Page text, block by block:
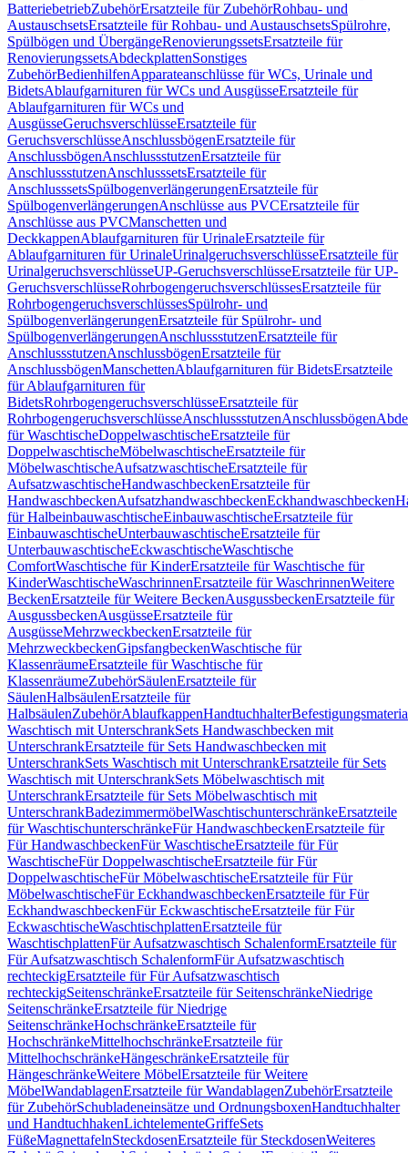
BatteriebetriebZubehörErsatzteile für ZubehörRohbau- und
AustauschsetsErsatzteile für Rohbau- und AustauschsetsSpülrohre,
Spülbögen und ÜbergängeRenovierungssetsErsatzteile für
RenovierungssetsAbdeckplattenSonstiges
ZubehörBedienhilfenApparateanschlüsse für WCs, Urinale und
BidetsAblaufgarnituren für WCs und AusgüsseErsatzteile für
Ablaufgarnituren für WCs und
AusgüsseGeruchsverschlüsseErsatzteile für
GeruchsverschlüsseAnschlussbögenErsatzteile für
AnschlussbögenAnschlussstutzenErsatzteile für
AnschlussstutzenAnschlusssetsErsatzteile für
AnschlusssetsSpülbogenverlängerungenErsatzteile für
SpülbogenverlängerungenAnschlüsse aus PVCErsatzteile für
Anschlüsse aus PVCManschetten und
DeckkappenAblaufgarnituren für UrinaleErsatzteile für
Ablaufgarnituren für UrinaleUrinalgeruchsverschlüsseErsatzteile für
UrinalgeruchsverschlüsseUP-GeruchsverschlüsseErsatzteile für UP-
GeruchsverschlüsseRohrbogengeruchsverschlüssesErsatzteile für
RohrbogengeruchsverschlüssesSpülrohr- und
SpülbogenverlängerungenErsatzteile für Spülrohr- und
SpülbogenverlängerungenAnschlussstutzenErsatzteile für
AnschlussstutzenAnschlussbögenErsatzteile für
AnschlussbögenManschettenAblaufgarnituren für BidetsErsatzteile
für Ablaufgarnituren für
BidetsRohrbogengeruchsverschlüsseErsatzteile für
RohrbogengeruchsverschlüsseAnschlussstutzenAnschlussbögen
für WaschtischeDoppelwaschtischeErsatzteile für
DoppelwaschtischeMöbelwaschtischeErsatzteile für
MöbelwaschtischeAufsatzwaschtischeErsatzteile für
AufsatzwaschtischeHandwaschbeckenErsatzteile für
HandwaschbeckenAufsatzhandwaschbeckenEckhandwaschbecken
für HalbeinbauwaschtischeEinbauwaschtischeErsatzteile für
EinbauwaschtischeUnterbauwaschtischeErsatzteile für
UnterbauwaschtischeEckwaschtischeWaschtische
ComfortWaschtische für KinderErsatzteile für Waschtische für
KinderWaschtischeWaschrinnenErsatzteile für WaschrinnenWeitere
BeckenErsatzteile für Weitere BeckenAusgussbeckenErsatzteile für
AusgussbeckenAusgüsseErsatzteile für
AusgüsseMehrzweckbeckenErsatzteile für
MehrzweckbeckenGipsfangbeckenWaschtische für
KlassenräumeErsatzteile für Waschtische für
KlassenräumeZubehörSäulenErsatzteile für
SäulenHalbsäulenErsatzteile für
HalbsäulenZubehörAblaufkappenHandtuchhalter
Waschtisch mit UnterschrankSets Handwaschbecken mit
UnterschrankErsatzteile für Sets Handwaschbecken mit
UnterschrankSets Waschtisch mit UnterschrankErsatzteile für Sets
Waschtisch mit UnterschrankSets Möbelwaschtisch mit
UnterschrankErsatzteile für Sets Möbelwaschtisch mit
UnterschrankBadezimmermöbelWaschtischunterschränkeErsatzteile
für WaschtischunterschränkeFür HandwaschbeckenErsatzteile für
Für HandwaschbeckenFür WaschtischeErsatzteile für Für
WaschtischeFür DoppelwaschtischeErsatzteile für Für
DoppelwaschtischeFür MöbelwaschtischeErsatzteile für Für
MöbelwaschtischeFür EckhandwaschbeckenErsatzteile für Für
EckhandwaschbeckenFür EckwaschtischeErsatzteile für Für
EckwaschtischeWaschtischplattenErsatzteile für
WaschtischplattenFür Aufsatzwaschtisch SchalenformErsatzteile für
Für Aufsatzwaschtisch SchalenformFür Aufsatzwaschtisch
rechteckigErsatzteile für Für Aufsatzwaschtisch
rechteckigSeitenschränkeErsatzteile für SeitenschränkeNiedrige
SeitenschränkeErsatzteile für Niedrige
SeitenschränkeHochschränkeErsatzteile für
HochschränkeMittelhochschränkeErsatzteile für
MittelhochschränkeHängeschränkeErsatzteile für
HängeschränkeWeitere MöbelErsatzteile für Weitere
MöbelWandablagenErsatzteile für WandablagenZubehörErsatzteile
für ZubehörSchubladeneinsätze und OrdnungsboxenHandtuchhalter
und HandtuchhakenLichtelementeGriffeSets
FüßeMagnettafelnSteckdosenErsatzteile für SteckdosenWeiteres